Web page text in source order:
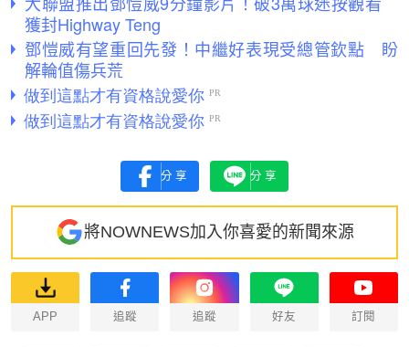
獲封Highway Teng
鄧愷威有望重回先發！中繼好表現受總管欽點 盼
解輪值傷兵荒
分享 分享
將NOWNEWS加入你喜愛的新聞來源
APP 追蹤 追蹤 好友 訂閱